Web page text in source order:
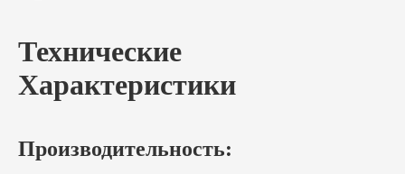
Технические
Характеристики
Производительность: